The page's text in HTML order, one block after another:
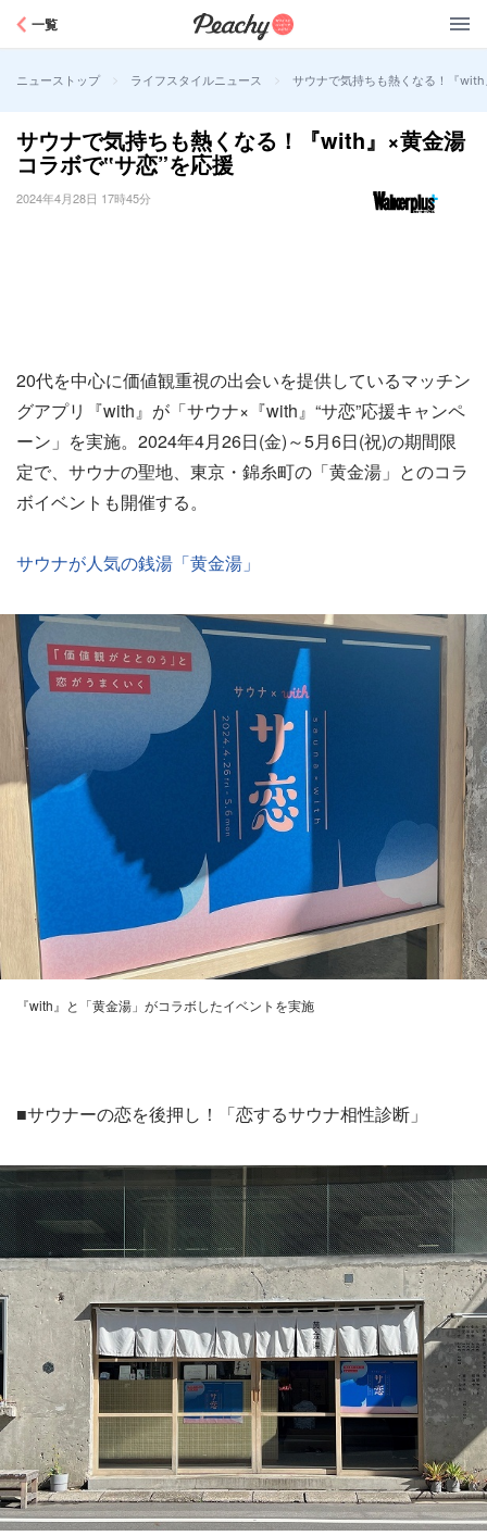
一覧
ニューストップ > ライフスタイルニュース > サウナで気持ちも熱くなる！『
サウナで気持ちも熱くなる！『with』×黄金湯
コラボで‟サ恋”を応援
2024年4月28日 17時45分
20代を中心に価値観重視の出会いを提供しているマッチン
グアプリ『with』が「サウナ×『with』“サ恋”応援キャンペ
ーン」を実施。2024年4月26日(金)～5月6日(祝)の期間限
定で、サウナの聖地、東京・錦糸町の「黄金湯」とのコラ
ボイベントも開催する。
サウナが人気の銭湯「黄金湯」
『with』と「黄金湯」がコラボしたイベントを実施
■サウナーの恋を後押し！「恋するサウナ相性診断」